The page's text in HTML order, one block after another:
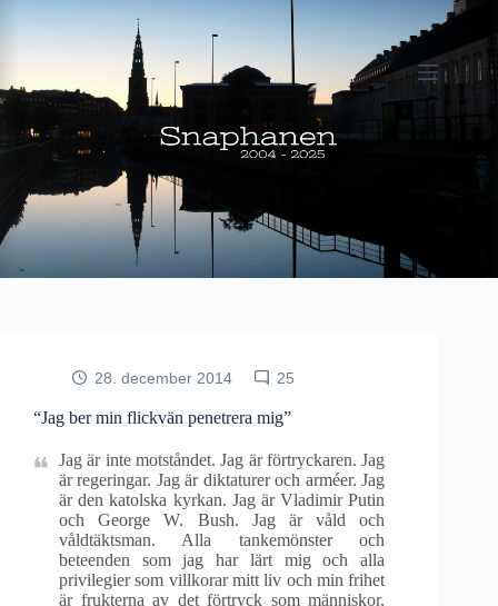
28. december 2014 25
“Jag ber min flickvän penetrera mig”
Jag är inte motståndet. Jag är förtryckaren. Jag
är regeringar. Jag är diktaturer och arméer. Jag
är den katolska kyrkan. Jag är Vladimir Putin
och George W. Bush. Jag är våld och
våldtäktsman. Alla tankemönster och
beteenden som jag har lärt mig och alla
privilegier som villkorar mitt liv och min frihet
är frukterna av det förtryck som människor,